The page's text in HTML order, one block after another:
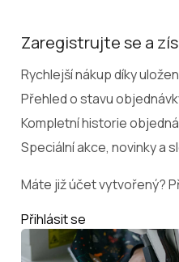
Zaregistrujte se a
Rychlejší nákup díky
Přehled o stavu
Kompletní historie
Speciální akce, novinky a
Máte již účet vytvořený?
Přihlásit se